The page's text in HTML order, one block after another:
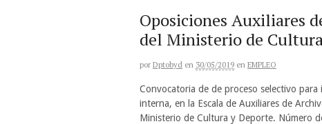
Oposiciones Auxiliares
del Ministerio de
por Dptobyd en 30/05/2019 en EMPLEO
Convocatoria de de proceso selectivo
interna, en la Escala de Auxiliares de
Ministerio de Cultura y Deporte. Número